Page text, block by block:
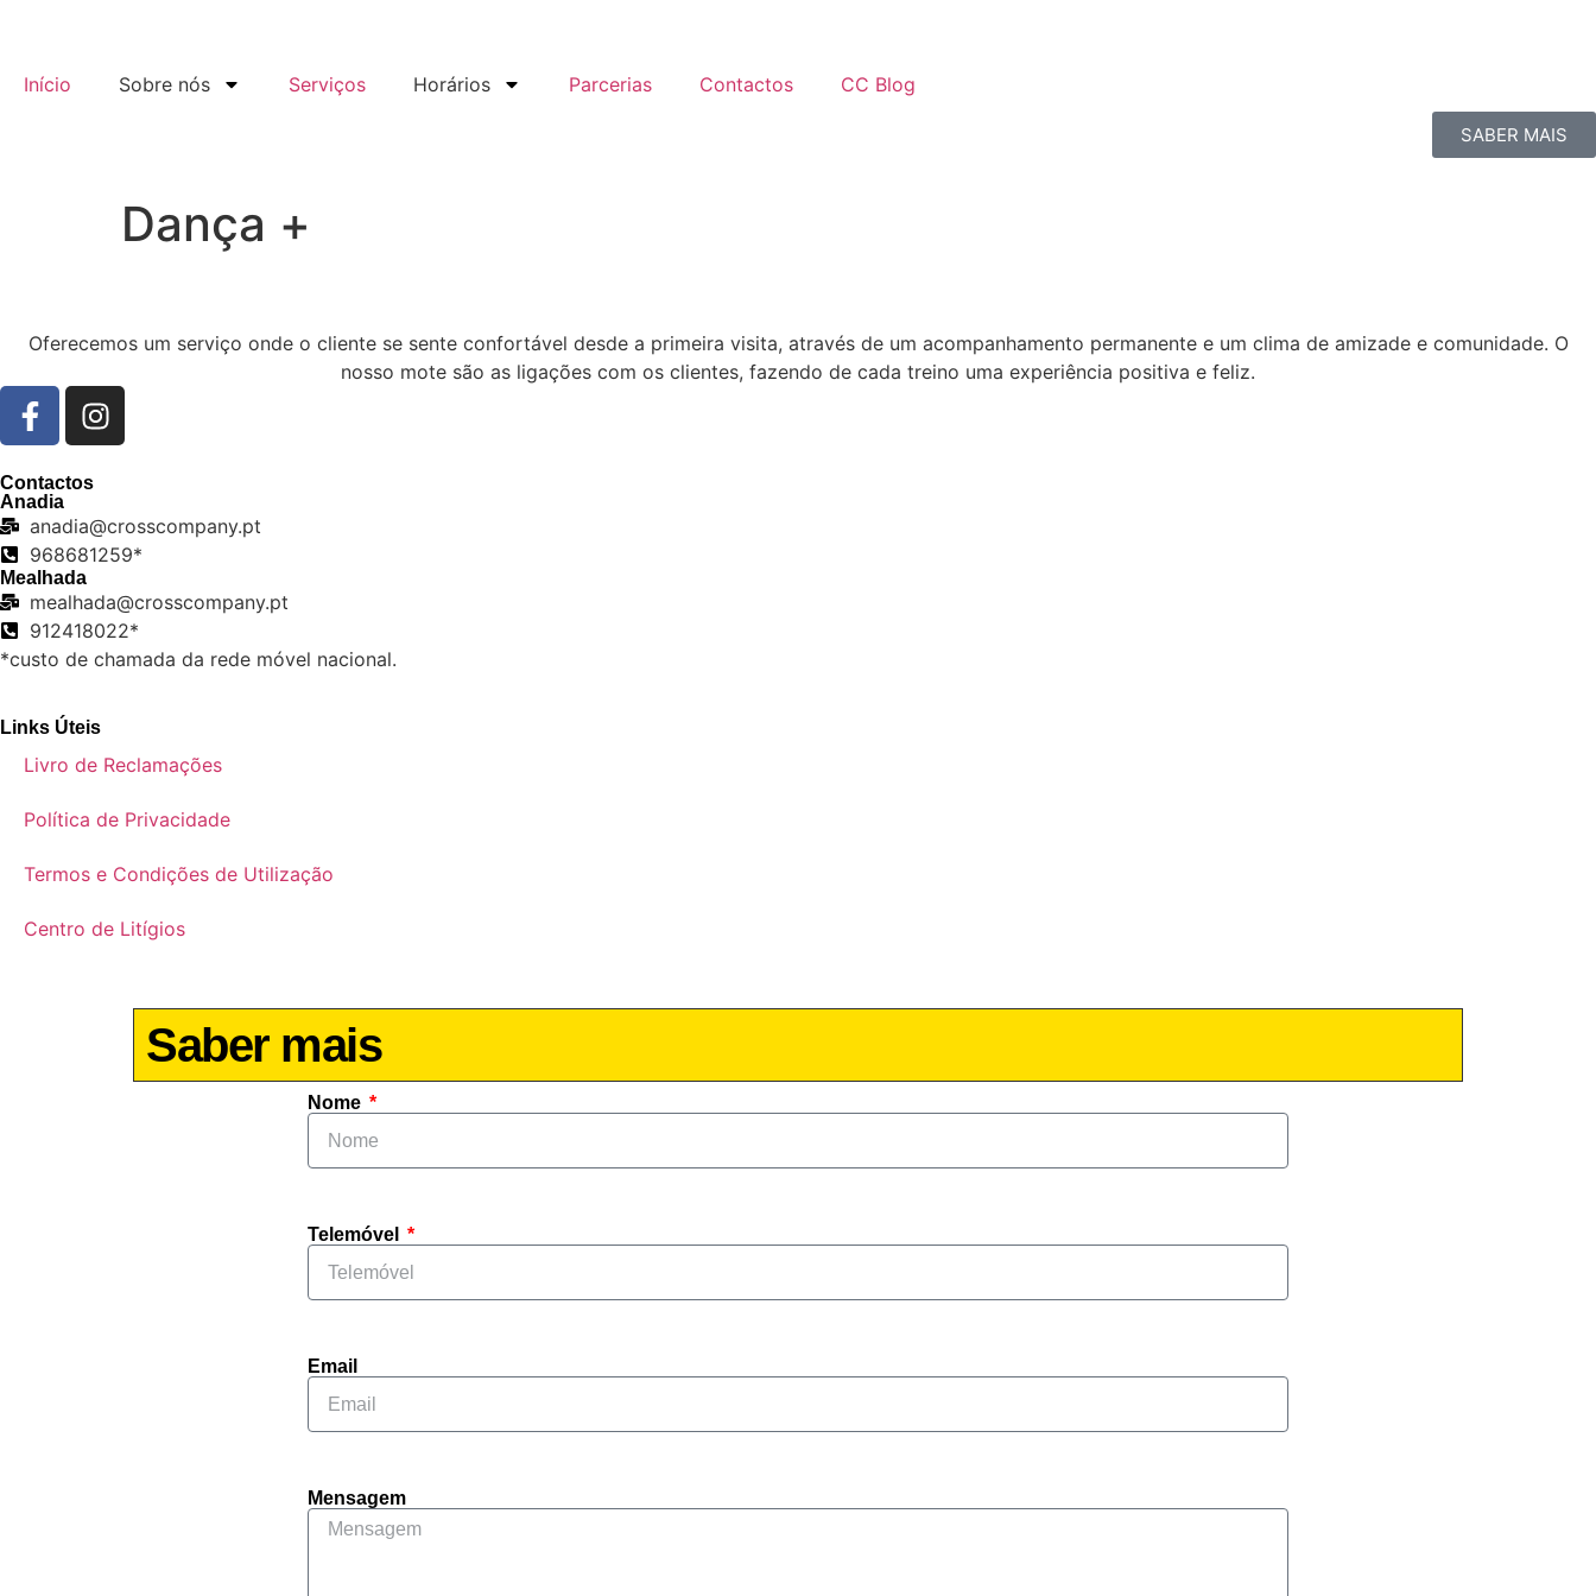
Início Sobre nós Serviços Horários Parcerias Contactos CC Blog
SABER MAIS
Dança +
Oferecemos um serviço onde o cliente se sente confortável desde a primeira visita, através de um acompanhamento permanente e um clima de amizade e comunidade. O
nosso mote são as ligações com os clientes, fazendo de cada treino uma experiência positiva e feliz.
Contactos
Anadia
anadia@crosscompany.pt
968681259*
Mealhada
mealhada@crosscompany.pt
912418022*
*custo de chamada da rede móvel nacional.
Links Úteis
Livro de Reclamações
Política de Privacidade
Termos e Condições de Utilização
Centro de Litígios
Saber mais
Nome
Telemóvel
Email
Mensagem